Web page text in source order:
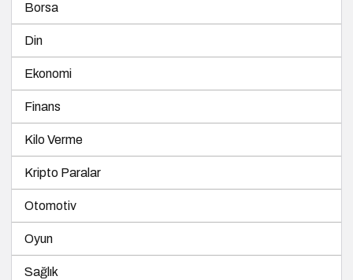
Borsa
Din
Ekonomi
Finans
Kilo Verme
Kripto Paralar
Otomotiv
Oyun
Sağlık